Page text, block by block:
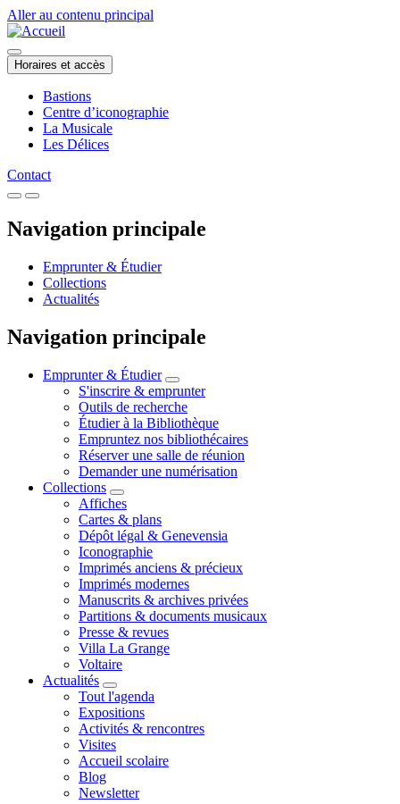
Aller au contenu principal
Horaires et accès
Bastions
Centre d’iconographie
La Musicale
Les Délices
Contact
Navigation principale
Emprunter & Étudier
Collections
Actualités
Navigation principale
Emprunter & Étudier
S'inscrire & emprunter
Outils de recherche
Étudier à la Bibliothèque
Empruntez nos bibliothécaires
Réserver une salle de réunion
Demander une numérisation
Collections
Affiches
Cartes & plans
Dépôt légal & Genevensia
Iconographie
Imprimés anciens & précieux
Imprimés modernes
Manuscrits & archives privées
Partitions & documents musicaux
Presse & revues
Villa La Grange
Voltaire
Actualités
Tout l'agenda
Expositions
Activités & rencontres
Visites
Accueil scolaire
Blog
Newsletter